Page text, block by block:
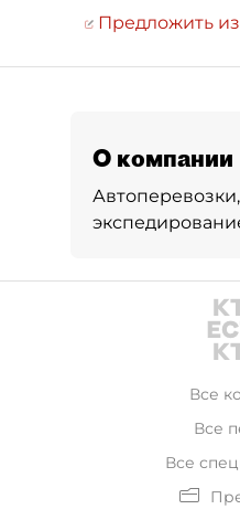
Предложить
О компании
Все
Все
Все